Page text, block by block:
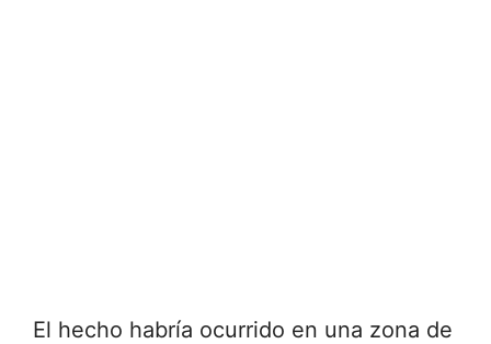
El hecho habría ocurrido en una zona de